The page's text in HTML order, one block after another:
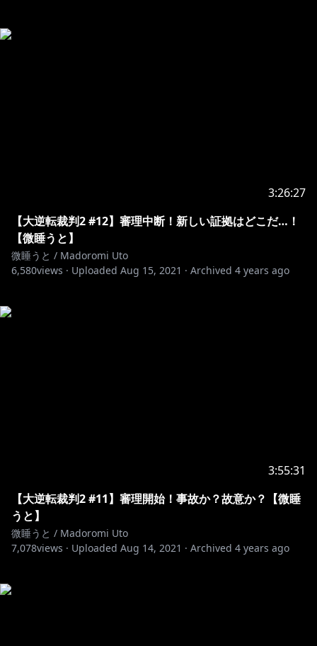
3:26:27
【大逆転裁判2 #12】審理中断！新しい証拠はどこだ…！
【微睡うと】
微睡うと / Madoromi Uto
6,580views · Uploaded Aug 15, 2021 · Archived 4 years ago
3:55:31
【大逆転裁判2 #11】審理開始！事故か？故意か？【微睡
うと】
微睡うと / Madoromi Uto
7,078views · Uploaded Aug 14, 2021 · Archived 4 years ago